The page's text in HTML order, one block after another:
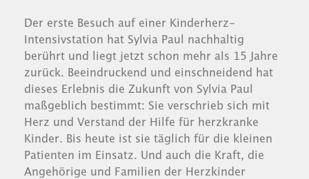
Der erste Besuch auf einer Kinderherz-
Intensivstation hat Sylvia Paul nachhaltig
berührt und liegt jetzt schon mehr als 15 Jahre
zurück. Beeindruckend und einschneidend hat
dieses Erlebnis die Zukunft von Sylvia Paul
maßgeblich bestimmt: Sie verschrieb sich mit
Herz und Verstand der Hilfe für herzkranke
Kinder. Bis heute ist sie täglich für die kleinen
Patienten im Einsatz. Und auch die Kraft, die
Angehörige und Familien der Herzkinder